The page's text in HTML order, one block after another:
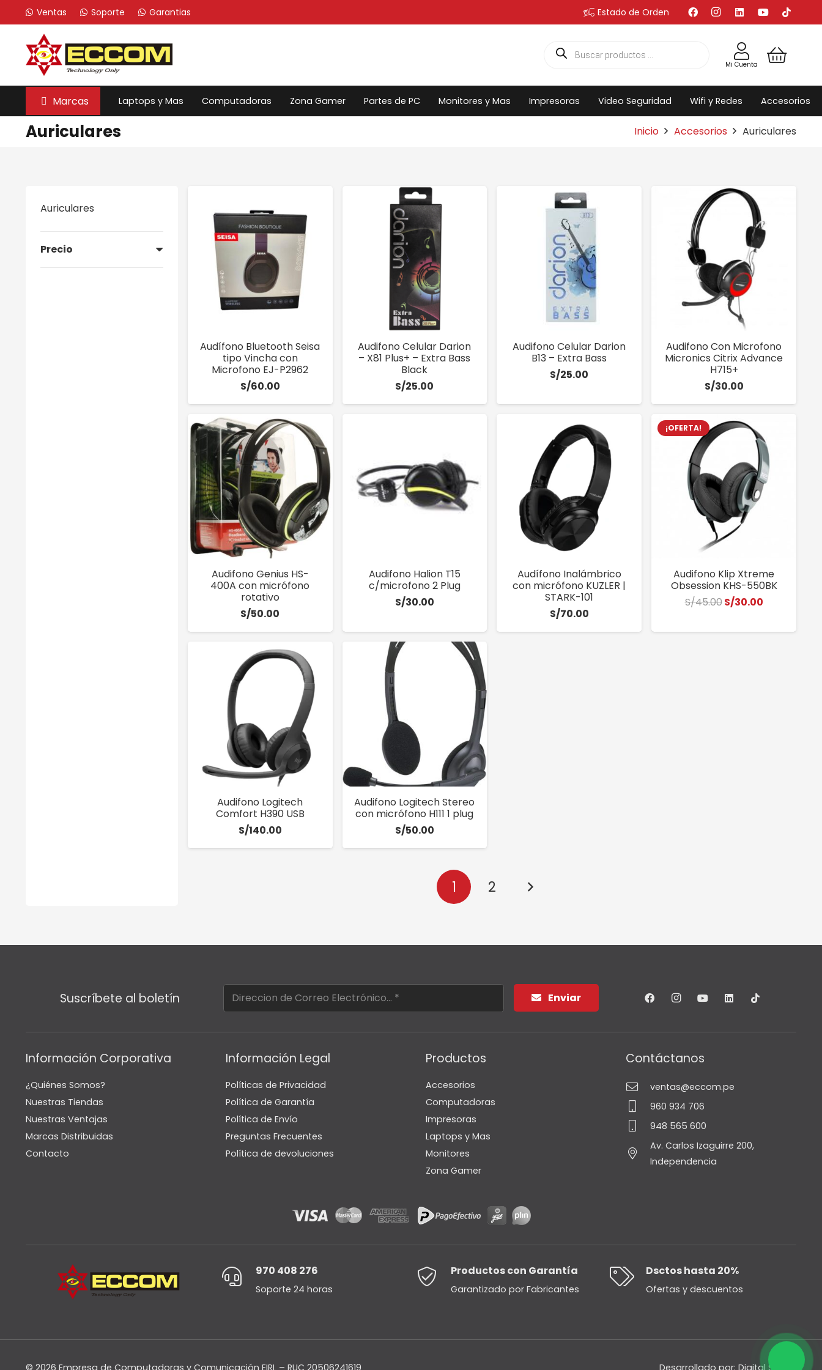
Ventas Soporte Garantias Estado de Orden
Búsqueda
de
Mi Cuenta
Marcas Laptops y Mas Computadoras Zona Gamer Partes de PC Monitores y Mas Impresoras Video Seguridad Wifi y Redes Accesorios
Auriculares Inicio Accesorios Auriculares
Auriculares
Precio
Audífono Bluetooth Seisa
tipo Vincha con
Microfono EJ-P2962
S/60.00
Audifono Celular Darion
– X81 Plus+ – Extra Bass
Black
S/25.00
Audifono Celular Darion
B13 – Extra Bass
S/25.00
Audifono Con Microfono
Micronics Citrix Advance
H715+
S/30.00
Audifono Genius HS-
400A con micrófono
rotativo
S/50.00
Audifono Halion T15
c/microfono 2 Plug
S/30.00
Audífono Inalámbrico
con micrófono KUZLER |
STARK-101
S/70.00
¡OFERTA!
Audifono Klip Xtreme
Obsession KHS-550BK
S/45.00El
original
S/30.00El
actual
Audifono Logitech
Comfort H390 USB
S/140.00
Audifono Logitech Stereo
con micrófono H111 1 plug
S/50.00
1 2
Suscríbete al boletín Enviar
Información Corporativa
¿Quiénes Somos?
Nuestras Tiendas
Nuestras Ventajas
Marcas Distribuidas
Contacto
Información Legal
Políticas de Privacidad
Política de Garantía
Política de Envío
Preguntas Frecuentes
Política de devoluciones
Productos
Accesorios
Computadoras
Impresoras
Laptops y Mas
Monitores
Zona Gamer
Contáctanos
ventas@eccom.pe
960 934 706
948 565 600
Av. Carlos Izaguirre 200,
Independencia
970 408 276
Soporte 24 horas
Productos con Garantía
Garantizado por Fabricantes
Dsctos hasta 20%
Ofertas y descuentos
© 2026 Empresa de Computadoras y Comunicación EIRL – RUC 20506241619 Desarrollado por: Digital Studio